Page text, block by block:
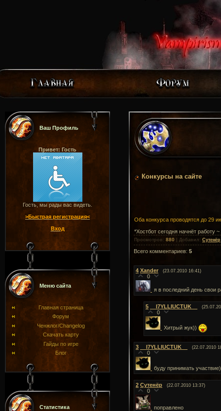
Ваш Профиль
Привет: Гость
Гость, мы рады вас видеть.
>Быстрая регистрация<
Вход
Меню сайта
Главная страница
Форум
Ченжлог/Changelog
Скачать карту
Гайды по игре
Блог
Статистика
Конкурсы на сайте
Оба конкурса проводятся до 29
*Хостбот сегодня начнёт работу
Просмотров : 880 Добавил : Сутенёр
Всего комментариев: 5
4 Xander (23.07.2010 16:41)
0
я в последний день свои
5 __I7YLLIUCTUK__
0
Хитрый жук))
3 __I7YLLIUCTUK__ (22.07.2010
0
буду принимать участвие)
2 Сутенёр (22.07.2010 13:37)
0
поправлено